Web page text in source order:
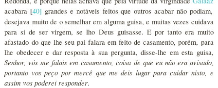
acabara [40] grandes e notáveis feitos que outros acabar não podiam,
desejava muito de o semelhar em alguma guisa, e muitas vezes cuidava
para si de ser virgem, se lho Deus guisasse. E por tanto era muito
afastado do que lhe seu pai falara em feito de casamento, porém, para
lhe obedecer e dar resposta à sua pergunta, disse-lhe em esta guisa,
Senhor, vós me falais em casamento, coisa de que eu não era avisado,
portanto vos peço por mercê que me deis lugar para cuidar nisto, e
assim vos poderei responder.